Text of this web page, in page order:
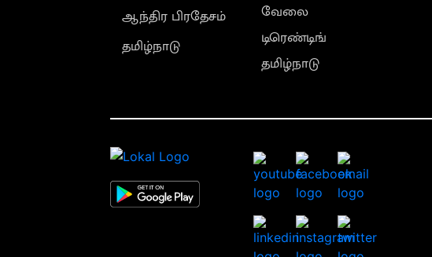
ஆந்திர பிரதேசம்
தமிழ்நாடு
வேலை
டிரெண்டிங்
தமிழ்நாடு